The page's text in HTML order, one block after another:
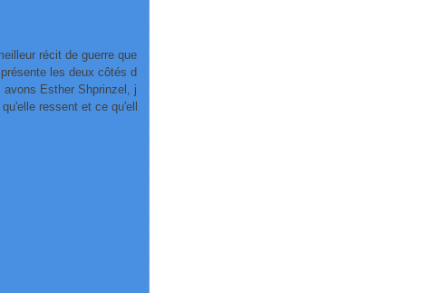
récit de guerre que
les deux côtés d
Esther Shprinzel, j
ressent et ce qu'ell